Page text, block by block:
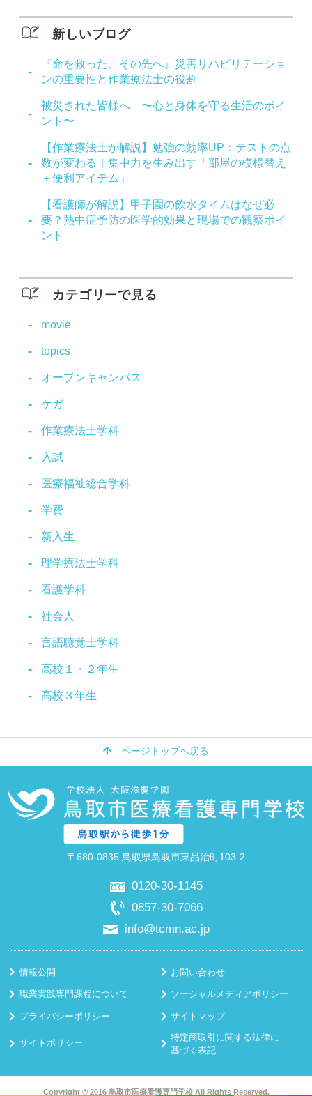
新しいブログ
『命を救った、その先へ』災害リハビリテーショ
ンの重要性と作業療法士の役割
被災された皆様へ 〜心と身体を守る生活のポイ
ント〜
【作業療法士が解説】勉強の効率UP：テストの点
数が変わる！集中力を生み出す「部屋の模様替え
＋便利アイテム」
【看護師が解説】甲子園の飲水タイムはなぜ必
要？熱中症予防の医学的効果と現場での観察ポイ
ント
カテゴリーで見る
movie
topics
オープンキャンパス
ケガ
作業療法士学科
入試
医療福祉総合学科
学費
新入生
理学療法士学科
看護学科
社会人
言語聴覚士学科
高校１・２年生
高校３年生
ページトップへ戻る
〒680-0835 鳥取県鳥取市東品治町103-2
0120-30-1145
0857-30-7066
info@tcmn.ac.jp
情報公開 お問い合わせ
職業実践専門課程について ソーシャルメディアポリシー
プライバシーポリシー サイトマップ
サイトポリシー
特定商取引に関する法律に
基づく表記
Copyright © 2016 鳥取市医療看護専門学校 All Rights Reserved.